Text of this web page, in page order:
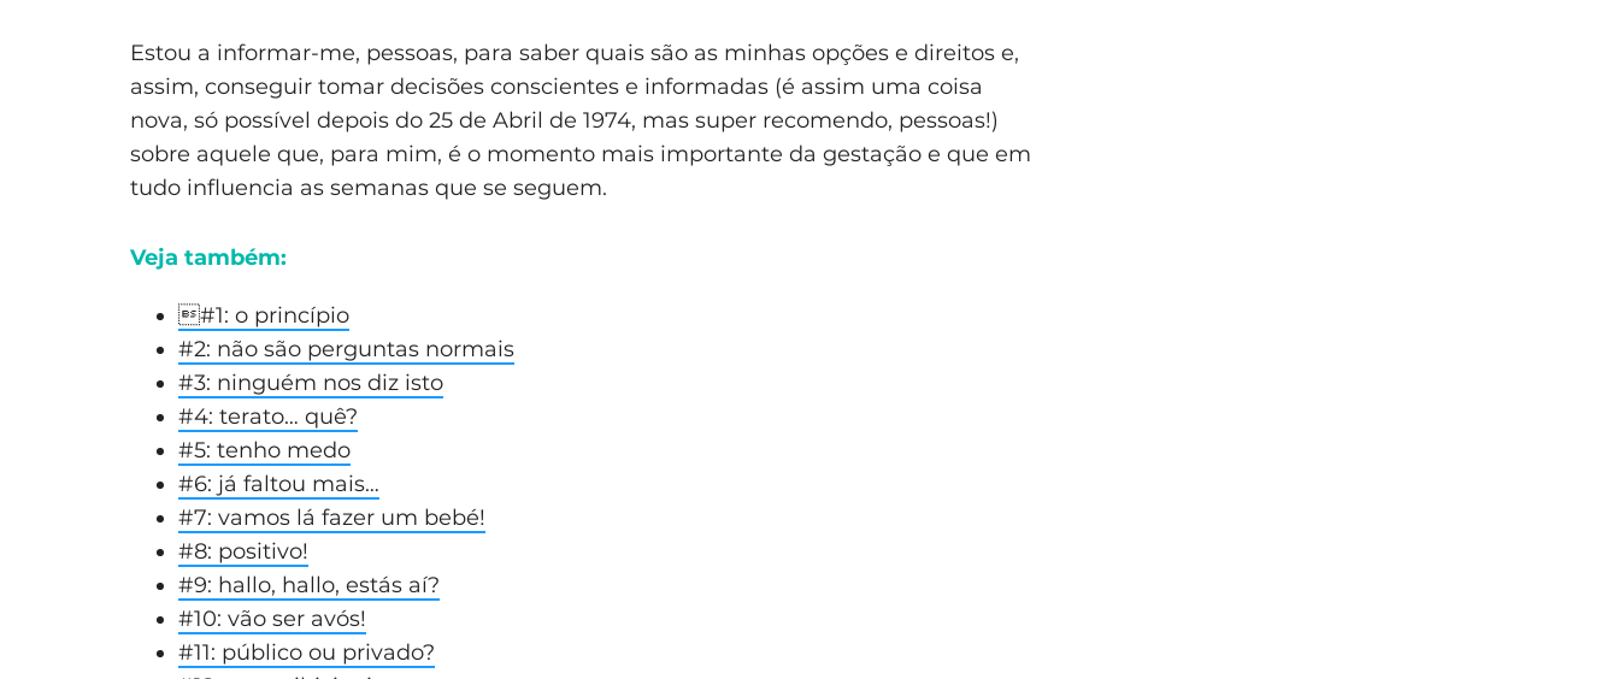
Estou a informar-me, pessoas, para saber quais são as minhas opções e direitos e,
assim, conseguir tomar decisões conscientes e informadas (é assim uma coisa
nova, só possível depois do 25 de Abril de 1974, mas super recomendo, pessoas!)
sobre aquele que, para mim, é o momento mais importante da gestação e que em
tudo influencia as semanas que se seguem.
Veja também:
#1: o princípio
#2: não são perguntas normais
#3: ninguém nos diz isto
#4: terato… quê?
#5: tenho medo
#6: já faltou mais…
#7: vamos lá fazer um bebé!
#8: positivo!
#9: hallo, hallo, estás aí?
#10: vão ser avós!
#11: público ou privado?